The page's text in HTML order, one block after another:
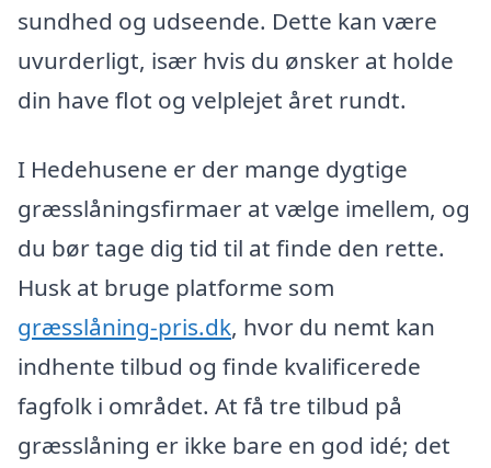
sundhed og udseende. Dette kan være
uvurderligt, især hvis du ønsker at holde
din have flot og velplejet året rundt.
I Hedehusene er der mange dygtige
græsslåningsfirmaer at vælge imellem, og
du bør tage dig tid til at finde den rette.
Husk at bruge platforme som
græsslåning-pris.dk, hvor du nemt kan
indhente tilbud og finde kvalificerede
fagfolk i området. At få tre tilbud på
græsslåning er ikke bare en god idé; det